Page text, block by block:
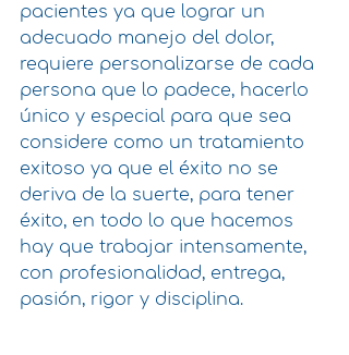
pacientes ya que lograr un
adecuado manejo del dolor,
requiere personalizarse de cada
persona que lo padece, hacerlo
único y especial para que sea
considere como un tratamiento
exitoso ya que el éxito no se
deriva de la suerte, para tener
éxito, en todo lo que hacemos
hay que trabajar intensamente,
con profesionalidad, entrega,
pasión, rigor y disciplina.